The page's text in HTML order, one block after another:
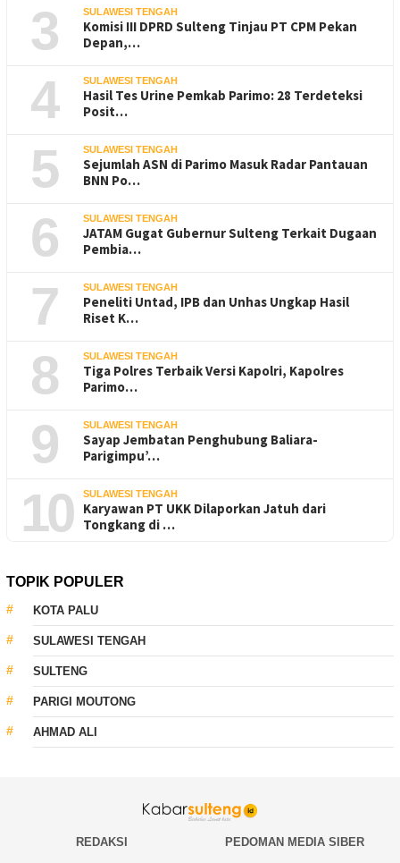
3 SULAWESI TENGAH
Komisi III DPRD Sulteng Tinjau PT CPM Pekan
Depan,…
4 SULAWESI TENGAH
Hasil Tes Urine Pemkab Parimo: 28 Terdeteksi
Posit…
5 SULAWESI TENGAH
Sejumlah ASN di Parimo Masuk Radar Pantauan
BNN Po…
6 SULAWESI TENGAH
JATAM Gugat Gubernur Sulteng Terkait Dugaan
Pembia…
7 SULAWESI TENGAH
Peneliti Untad, IPB dan Unhas Ungkap Hasil
Riset K…
8 SULAWESI TENGAH
Tiga Polres Terbaik Versi Kapolri, Kapolres
Parimo…
9 SULAWESI TENGAH
Sayap Jembatan Penghubung Baliara-
Parigimpu’…
10 SULAWESI TENGAH
Karyawan PT UKK Dilaporkan Jatuh dari
Tongkang di …
TOPIK POPULER
KOTA PALU
SULAWESI TENGAH
SULTENG
PARIGI MOUTONG
AHMAD ALI
REDAKSI
PEDOMAN MEDIA SIBER